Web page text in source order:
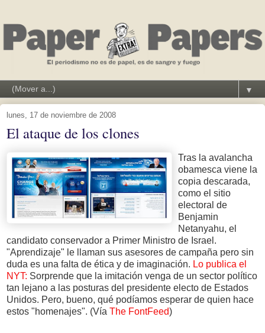
▼
lunes, 17 de noviembre de 2008
El ataque de los clones
Tras la avalancha
obamesca viene la
copia descarada,
como el sitio
electoral de
Benjamin
Netanyahu, el
candidato conservador a Primer Ministro de Israel.
"Aprendizaje" le llaman sus asesores de campaña pero sin
duda es una falta de ética y de imaginación. Lo publica el
NYT: Sorprende que la imitación venga de un sector político
tan lejano a las posturas del presidente electo de Estados
Unidos. Pero, bueno, qué podíamos esperar de quien hace
estos "homenajes". (Vía The FontFeed)